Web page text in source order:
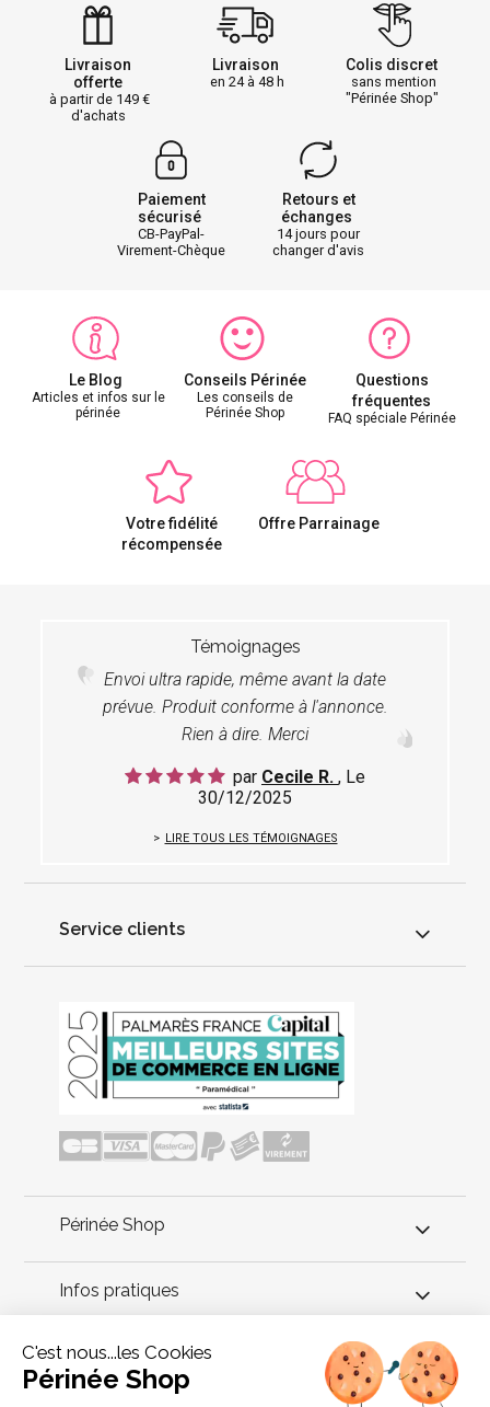
Livraison
offerte
à partir de 149
d'achats
Livraison
en 24 à 48 h
Colis discret
sans mention
"Périnée Shop"
Paiement
sécurisé
CB-PayPal-
Virement-Chèque
Retours et
échanges
14 jours pour
changer d'avis
Le Blog
Articles et infos sur le
périnée
Conseils Périnée
Les conseils de
Périnée Shop
Questions
fréquentes
FAQ spéciale Périnée
Votre fidélité
récompensée
Offre Parrainage
Témoignages
Envoi ultra rapide, même avant la date
prévue. Produit conforme à l'annonce.
Rien à dire. Merci
par Cecile R. , Le
30/12/2025
LIRE TOUS LES TÉMOIGNAGES
Service clients
Périnée Shop
Infos pratiques
Conseils périnée
C'est nous...les Cookies
Périnée Shop